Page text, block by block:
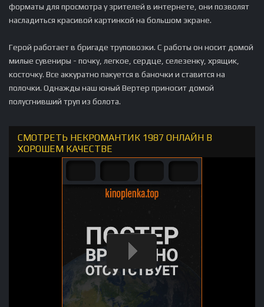
форматы для просмотра у зрителей в интернете, они позволят
насладиться красивой картинкой на большом экране.
Герой работает в бригаде труповозки. С работы он носит домой
милые сувениры - почку, легкое, сердце, селезенку, хрящик,
косточку. Все аккуратно пакуется в баночки и ставится на
полочки. Однажды наш юный Вертер приносит домой
полусгнивший труп из болота.
СМОТРЕТЬ НЕКРОМАНТИК 1987 ОНЛАЙН В
ХОРОШЕМ КАЧЕСТВЕ